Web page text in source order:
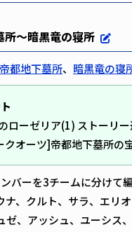
所～暗黒竜の寝所
帝都地下墓所、 暗黒竜の寝
ローゼリア(1) ストーリ
クオーツ]帝都地下墓所の
バーを3チームに分けて編
ナ、クルト、サラ、エリ
ゼ、アッシュ、ユーシス